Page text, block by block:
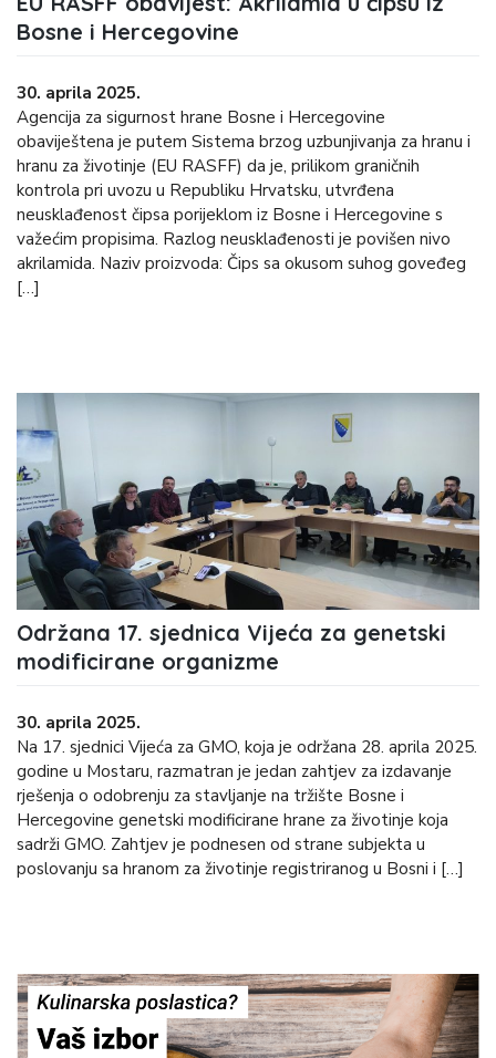
Bosne i Hercegovine
30. aprila 2025.
Agencija za sigurnost hrane Bosne i Hercegovine
obaviještena je putem Sistema brzog uzbunjivanja za hranu i
hranu za životinje (EU RASFF) da je, prilikom graničnih
kontrola pri uvozu u Republiku Hrvatsku, utvrđena
neusklađenost čipsa porijeklom iz Bosne i Hercegovine s
važećim propisima. Razlog neusklađenosti je povišen nivo
akrilamida. Naziv proizvoda: Čips sa okusom suhog goveđeg
[…]
Održana 17. sjednica Vijeća za genetski
modificirane organizme
30. aprila 2025.
Na 17. sjednici Vijeća za GMO, koja je održana 28. aprila 2025.
godine u Mostaru, razmatran je jedan zahtjev za izdavanje
rješenja o odobrenju za stavljanje na tržište Bosne i
Hercegovine genetski modificirane hrane za životinje koja
sadrži GMO. Zahtjev je podnesen od strane subjekta u
poslovanju sa hranom za životinje registriranog u Bosni i […]